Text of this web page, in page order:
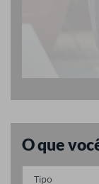
O que